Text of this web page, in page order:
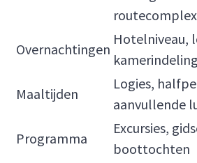
Overnachtingen
Hotelniveau,
Maaltijden
Logies,
aanvullende
Programma
Excursies,
boottochten